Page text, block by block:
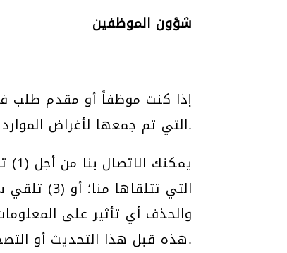
شؤون الموظفين
إذا كنت موظفاً أو مقدم طلب
التي تم جمعها لأغراض الموارد البشرية من أجل إدارة المزايا للعمال وفحص المتقدمين.
التي
والحذف أي تأثير على
هذه قبل هذا التحديث أو التصحيح أو التغيير أو الحذف.